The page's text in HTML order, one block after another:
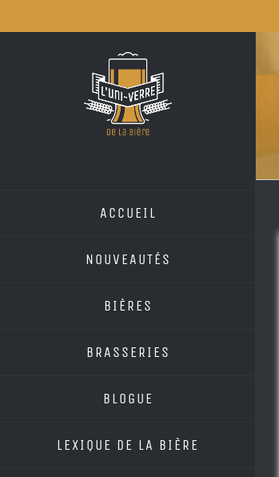
to
ACCUEIL
NOUVEAUTÉS
BIÈRES
BRASSERIES
BLOGUE
LEXIQUE DE LA BIÈRE